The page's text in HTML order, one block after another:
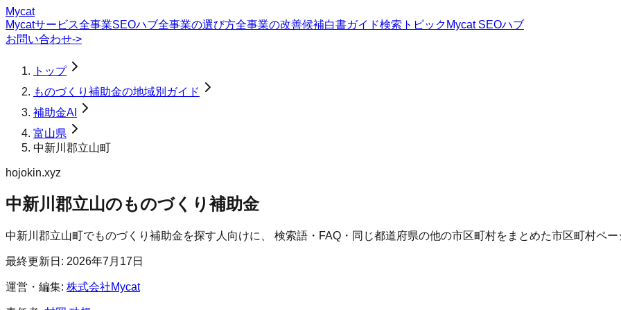
Mycat
Mycatサービス全事業SEOハブ全事業の選び方全事業の改善候補白書ガイド検索トピック Mycat SEOハブ
お問い合わせ->
トップ
ものづくり補助金の地域別ガイド
補助金AI
富山県
中新川郡立山町
hojokin.xyz
中新川郡立山のものづくり補助金
中新川郡立山町でものづくり補助金を探す人向けに、 検索語・FAQ・同じ都道府県の他の市区町村をまとめた市区町村ペ
最終更新日: 2026年7月17日
運営・編集: 株式会社Mycat